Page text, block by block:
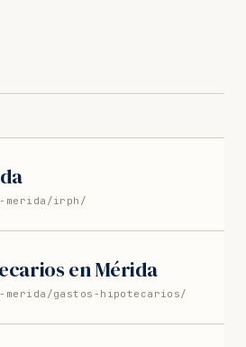
merida/irph/
en Mérida
merida/gastos-hipotecarios/